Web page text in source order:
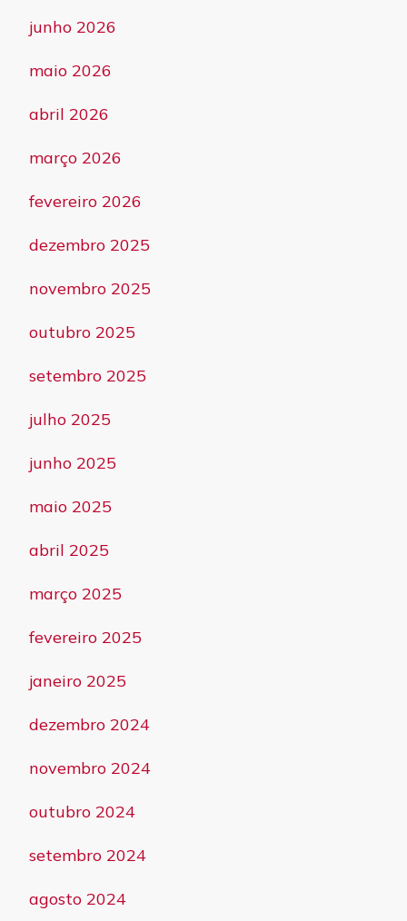
junho 2026
maio 2026
abril 2026
março 2026
fevereiro 2026
dezembro 2025
novembro 2025
outubro 2025
setembro 2025
julho 2025
junho 2025
maio 2025
abril 2025
março 2025
fevereiro 2025
janeiro 2025
dezembro 2024
novembro 2024
outubro 2024
setembro 2024
agosto 2024